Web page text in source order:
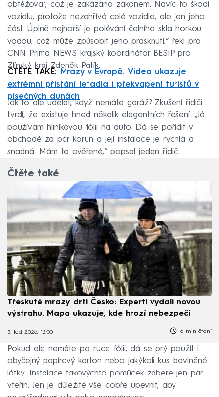
obtěžovat, což je zakázáno zákonem. Navíc to škodí
vozidlu, protože nezahřívá celé vozidlo, ale jen jeho
část. Úplně nejhorší je polévání čelního skla horkou
vodou, což může způsobit jeho prasknutí,“ řekl pro
CNN Prima NEWS krajský koordinátor BESIP pro
Zlínský kraj Zdeněk Patík.
ČTĚTE TAKÉ:
Mrazy v Evropě. Video ukazuje
extrémní přistání letadla i překvapení turistů v
písečných dunách
Jak to ale udělat, když nemáte garáž? Zkušení řidiči
tvrdí, že existuje hned několik elegantních řešení. „Já
používám hliníkovou fólii na auto. Dá se pořídit v
obchodě za pár korun a její instalace je rychlá a
snadná. Mám to ověřené,“ popsal jeden řidič.
Čtěte také
Třeskuté mrazy drtí Česko: Experti vydali novou
výstrahu. Mapa ukazuje, kde hrozí nebezpečí
5. led 2026, 12:00 6 min čtení
Pokud ale nemáte po ruce fólii, dá se prý použít i
obyčejný papírový karton nebo jakýkoli kus bavlněné
látky. Instalace takovýchto pomůcek zabere jen pár
vteřin. Jen je důležité vše dobře upevnit, aby